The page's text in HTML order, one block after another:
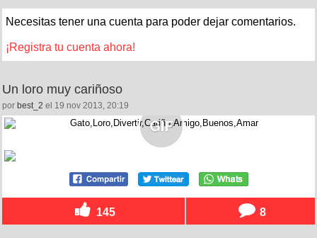
Necesitas tener una cuenta para poder dejar comentarios.
¡Registra tu cuenta ahora!
Un loro muy cariñoso
por best_2 el 19 nov 2013, 20:19
145 8